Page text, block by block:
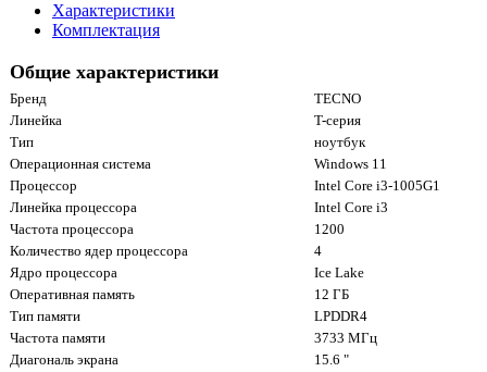
Характеристики
Комплектация
Общие характеристики
Бренд
TECNO
Линейка
T-серия
Тип
ноутбук
Операционная система
Windows 11
Процессор
Intel Core i3-1005G1
Линейка процессора
Intel Core i3
Частота процессора
1200
Количество ядер процессора
4
Ядро процессора
Ice Lake
Оперативная память
12 ГБ
Тип памяти
LPDDR4
Частота памяти
3733 МГц
Диагональ экрана
15.6 "